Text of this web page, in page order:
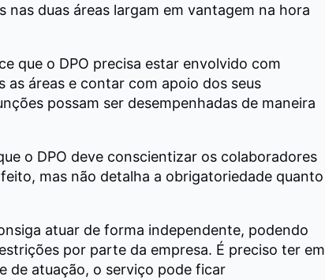
nas duas áreas largam em vantagem na hora
que o DPO precisa estar envolvido com
as áreas e contar com apoio dos seus
possam ser desempenhadas de maneira
o DPO deve conscientizar os colaboradores
mas não detalha a obrigatoriedade quanto
atuar de forma independente, podendo
por parte da empresa. É preciso ter em
de atuação, o serviço pode ficar